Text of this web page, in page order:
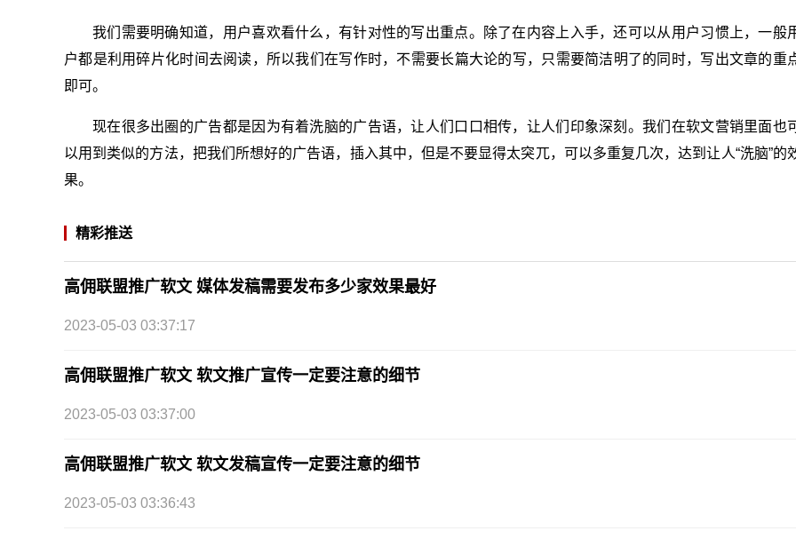
我们需要明确知道，用户喜欢看什么，有针对性的写出重点。除了在内容上入手，还可以从用户习惯上，一般
户都是利用碎片化时间去阅读，所以我们在写作时，不需要长篇大论的写，只需要简洁明了的同时，写出文章的重
即可。
现在很多出圈的广告都是因为有着洗脑的广告语，让人们口口相传，让人们印象深刻。我们在软文营销里面也
以用到类似的方法，把我们所想好的广告语，插入其中，但是不要显得太突兀，可以多重复几次，达到让人“洗脑”的
果。
精彩推送
高佣联盟推广软文 媒体发稿需要发布多少家效果最好
2023-05-03 03:37:17
高佣联盟推广软文 软文推广宣传一定要注意的细节
2023-05-03 03:37:00
高佣联盟推广软文 软文发稿宣传一定要注意的细节
2023-05-03 03:36:43